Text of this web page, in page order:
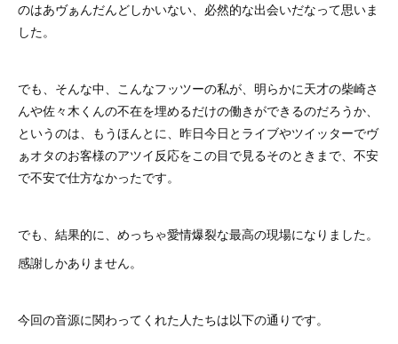
のはあヴぁんだんどしかいない、必然的な出会いだなって思いま
した。
でも、そんな中、こんなフッツーの私が、明らかに天才の柴崎さ
んや佐々木くんの不在を埋めるだけの働きができるのだろうか、
というのは、もうほんとに、昨日今日とライブやツイッターでヴ
ぁオタのお客様のアツイ反応をこの目で見るそのときまで、不安
で不安で仕方なかったです。
でも、結果的に、めっちゃ愛情爆裂な最高の現場になりました。
感謝しかありません。
今回の音源に関わってくれた人たちは以下の通りです。